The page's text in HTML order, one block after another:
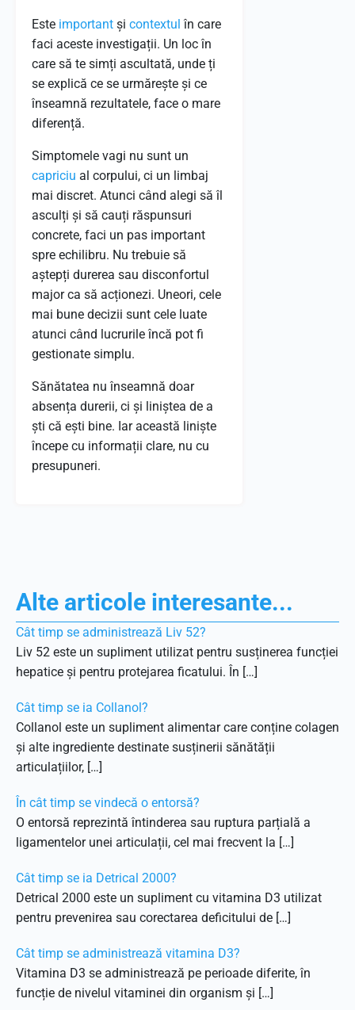
Este important și contextul în care
faci aceste investigații. Un loc în
care să te simți ascultată, unde ți
se explică ce se urmărește și ce
înseamnă rezultatele, face o mare
diferență.
Simptomele vagi nu sunt un
capriciu al corpului, ci un limbaj
mai discret. Atunci când alegi să îl
asculți și să cauți răspunsuri
concrete, faci un pas important
spre echilibru. Nu trebuie să
aștepți durerea sau disconfortul
major ca să acționezi. Uneori, cele
mai bune decizii sunt cele luate
atunci când lucrurile încă pot fi
gestionate simplu.
Sănătatea nu înseamnă doar
absența durerii, ci și liniștea de a
ști că ești bine. Iar această liniște
începe cu informații clare, nu cu
presupuneri.
Alte articole interesante...
Cât timp se administrează Liv 52?
Liv 52 este un supliment utilizat pentru susținerea funcției
hepatice și pentru protejarea ficatului. În […]
Cât timp se ia Collanol?
Collanol este un supliment alimentar care conține colagen
și alte ingrediente destinate susținerii sănătății
articulațiilor, […]
În cât timp se vindecă o entorsă?
O entorsă reprezintă întinderea sau ruptura parțială a
ligamentelor unei articulații, cel mai frecvent la […]
Cât timp se ia Detrical 2000?
Detrical 2000 este un supliment cu vitamina D3 utilizat
pentru prevenirea sau corectarea deficitului de […]
Cât timp se administrează vitamina D3?
Vitamina D3 se administrează pe perioade diferite, în
funcție de nivelul vitaminei din organism și […]